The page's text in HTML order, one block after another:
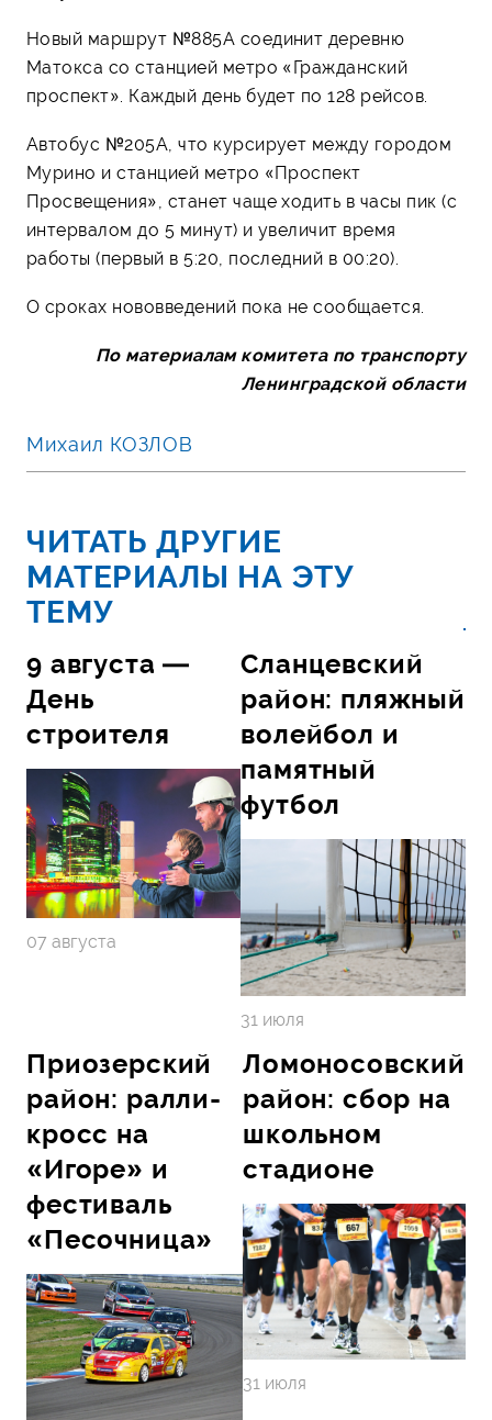
Новый маршрут №885А соединит деревню
Матокса со станцией метро «Гражданский
проспект». Каждый день будет по 128 рейсов.
Автобус №205А, что курсирует между городом
Мурино и станцией метро «Проспект
Просвещения», станет чаще ходить в часы пик (с
интервалом до 5 минут) и увеличит время
работы (первый в 5:20, последний в 00:20).
О сроках нововведений пока не сообщается.
По материалам комитета по транспорту
Ленинградской области
Михаил КОЗЛОВ
ЧИТАТЬ ДРУГИЕ
МАТЕРИАЛЫ НА ЭТУ
ТЕМУ
9 августа —
День
строителя
07 августа
Сланцевский
район: пляжный
волейбол и
памятный
футбол
31 июля
Приозерский
район: ралли-
кросс на
«Игоре» и
фестиваль
«Песочница»
Ломоносовский
район: сбор на
школьном
стадионе
31 июля